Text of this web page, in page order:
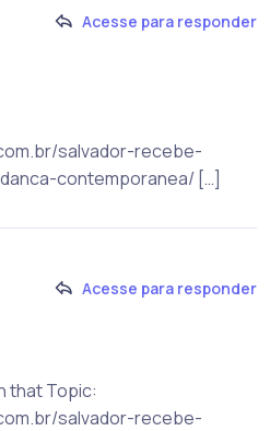
Acesse para responder
salvador-recebe-
contemporanea/ […]
Acesse para responder
that Topic:
salvador-recebe-